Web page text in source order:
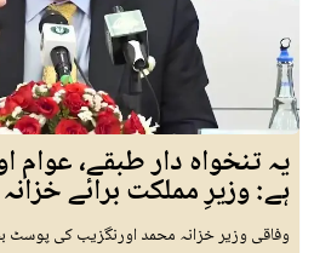
یہ تنخواہ دار طبقے، عوام
ہے: وزیرِ مملکت برائے خزانہ
وفاقی وزیر خزانہ محمد اورنگزیب کی